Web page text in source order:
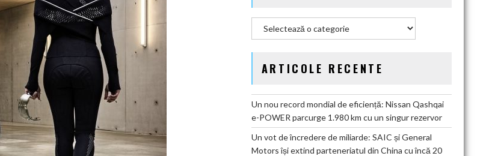
ARTICOLE RECENTE
Un nou record mondial de eficiență: Nissan Qashqai
e-POWER parcurge 1.980 km cu un singur rezervor
Un vot de încredere de miliarde: SAIC și General
Motors își extind parteneriatul din China cu încă 20